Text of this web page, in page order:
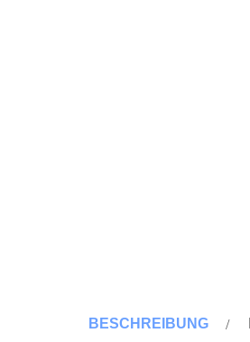
BESCHREIBUNG